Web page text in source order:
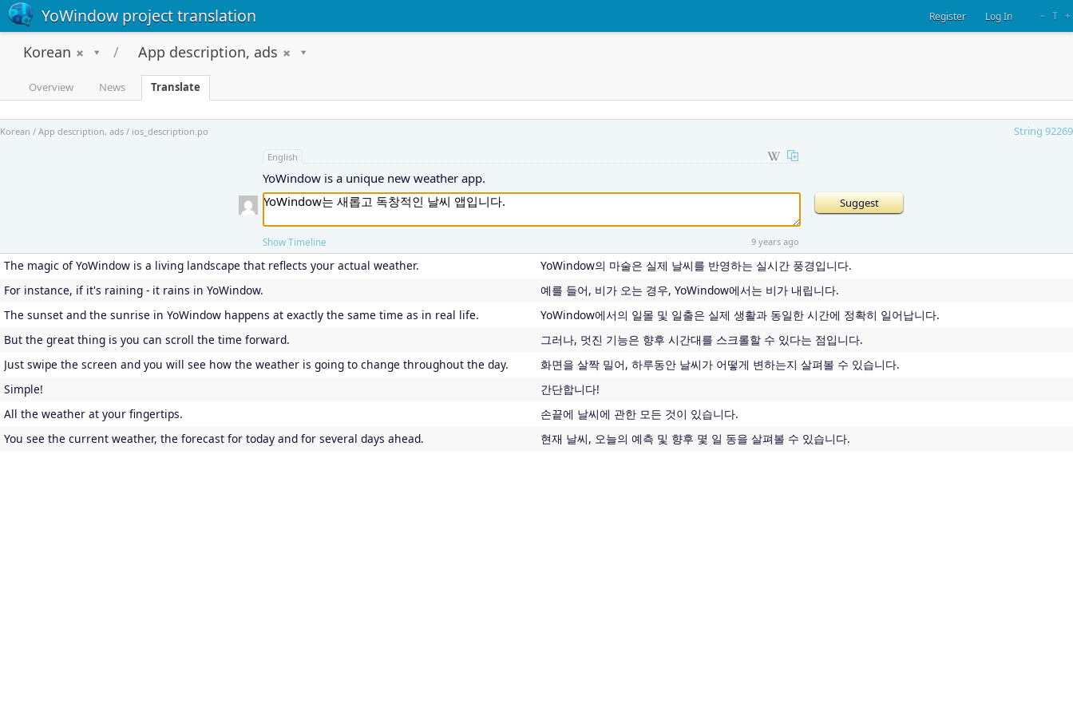
YoWindow project translation – T +
Register Log In
Korean App description, ads
Overview News Translate
Korean / App description, ads / ios_description.po String 92269
English
YoWindow is a unique new weather app.
9 years ago
Show Timeline
The magic of YoWindow is a living landscape that reflects your actual weather.
YoWindow의 마술은 실제 날씨를 반영하는 실시간 풍경입니다.
For instance, if it's raining - it rains in YoWindow.
예를 들어, 비가 오는 경우, YoWindow에서는 비가 내립니다.
The sunset and the sunrise in YoWindow happens at exactly the same time as in real life.
YoWindow에서의 일몰 및 일출은 실제 생활과 동일한 시간에 정확히 일어납니다.
But the great thing is you can scroll the time forward.
그러나, 멋진 기능은 향후 시간대를 스크롤할 수 있다는 점입니다.
Just swipe the screen and you will see how the weather is going to change throughout the day.
화면을 살짝 밀어, 하루동안 날씨가 어떻게 변하는지 살펴볼 수 있습니다.
Simple!
간단합니다!
All the weather at your fingertips.
손끝에 날씨에 관한 모든 것이 있습니다.
You see the current weather, the forecast for today and for several days ahead.
현재 날씨, 오늘의 예측 및 향후 몇 일 동을 살펴볼 수 있습니다.